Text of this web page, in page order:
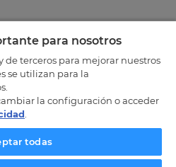
para nosotros
de terceros para mejorar nuestros
se utilizan para la
la configuración o acceder
todas